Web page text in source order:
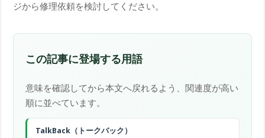
ジから修理依頼を検討してください。
この記事に登場する用語
意味を確認してから本文へ戻れるよう、関連度が高い
順に並べています。
TalkBack（トークバック）